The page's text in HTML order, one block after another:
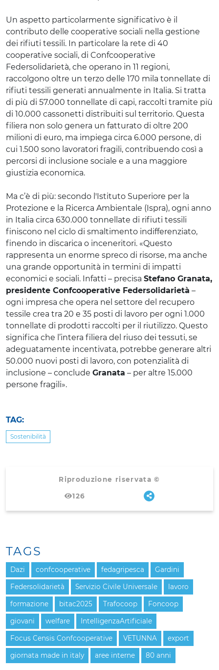
Un aspetto particolarmente significativo è il
contributo delle cooperative sociali nella gestione
dei rifiuti tessili. In particolare la rete di 40
cooperative sociali, di Confcooperative
Federsolidarietà, che operano in 11 regioni,
raccolgono oltre un terzo delle 170 mila tonnellate di
rifiuti tessili generati annualmente in Italia. Si tratta
di più di 57.000 tonnellate di capi, raccolti tramite più
di 10.000 cassonetti distribuiti sul territorio. Questa
filiera non solo genera un fatturato di oltre 200
milioni di euro, ma impiega circa 6.000 persone, di
cui 1.500 sono lavoratori fragili, contribuendo così a
percorsi di inclusione sociale e a una maggiore
giustizia economica.
Ma c’è di più: secondo l'Istituto Superiore per la
Protezione e la Ricerca Ambientale (Ispra), ogni anno
in Italia circa 630.000 tonnellate di rifiuti tessili
finiscono nel ciclo di smaltimento indifferenziato,
finendo in discarica o inceneritori. «Questo
rappresenta un enorme spreco di risorse, ma anche
una grande opportunità in termini di impatti
economici e sociali. Infatti – precisa Stefano Granata,
presidente Confcooperative Federsolidarietà –
ogni impresa che opera nel settore del recupero
tessile crea tra 20 e 35 posti di lavoro per ogni 1.000
tonnellate di prodotti raccolti per il riutilizzo. Questo
significa che l’intera filiera del riuso dei tessuti, se
adeguatamente incentivata, potrebbe generare altri
50.000 nuovi posti di lavoro, con potenzialità di
inclusione – conclude Granata – per altre 15.000
persone fragili».
TAG:
Sostenibilità
Riproduzione riservata ©
126
TAGS
Dazi confcooperative fedagripesca Gardini
Federsolidarietà Servizio Civile Universale lavoro
formazione bitac2025 Trafocoop Foncoop
giovani welfare IntelligenzaArtificiale
Focus Censis Confcooperative VETUNNA export
giornata made in italy aree interne 80 anni